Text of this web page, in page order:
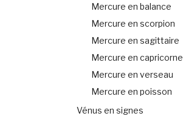
Mercure en balance
Mercure en scorpion
Mercure en sagittaire
Mercure en capricorne
Mercure en verseau
Mercure en poisson
Vénus en signes